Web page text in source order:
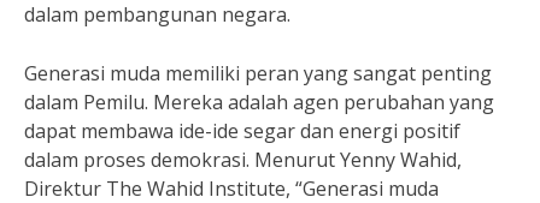
dalam pembangunan negara.
Generasi muda memiliki peran yang sangat penting
dalam Pemilu. Mereka adalah agen perubahan yang
dapat membawa ide-ide segar dan energi positif
dalam proses demokrasi. Menurut Yenny Wahid,
Direktur The Wahid Institute, “Generasi muda